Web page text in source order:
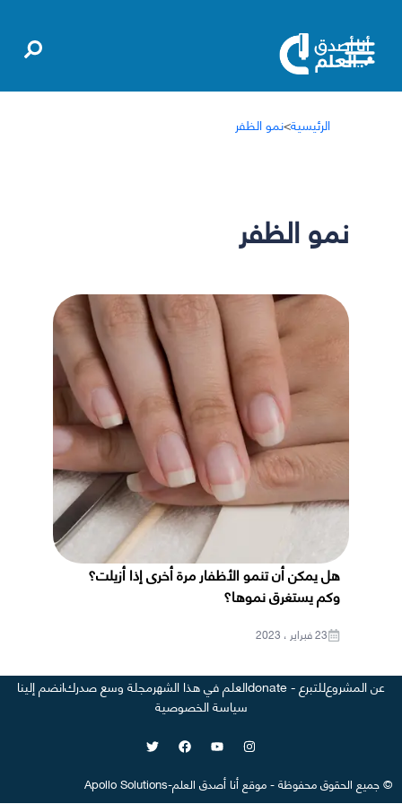
الرئيسية>نمو الظفر
نمو الظفر
هل يمكن أن تنمو الأظفار مرة أخرى إذا أزيلت؟
وكم يستغرق نموها؟
23 فبراير ، 2023
عن المشروعللتبرع - donate العلم في هذا الشهرمجلة وسع صدركانضم إلينا
سياسة الخصوصية
©جميع الحقوق محفوظة-موقعأنا أصدق العلم-
Apollo Solutions